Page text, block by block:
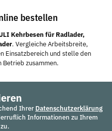
bestellen
Kehrbesen für Radlader,
. Vergleiche Arbeitsbreite,
Einsatzbereich und stelle den
Betrieb zusammen.
Ihrer Datenschutzerklärung
Informationen zu Ihrem